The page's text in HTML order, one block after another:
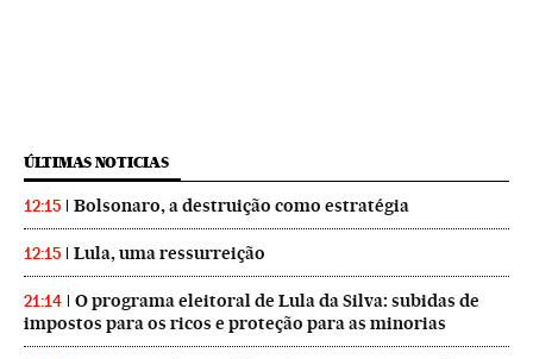
ÚLTIMAS NOTICIAS
12:15 Bolsonaro, a destruição como estratégia
12:15 Lula, uma ressurreição
21:14
O programa eleitoral de Lula da Silva: subidas de
impostos para os ricos e proteção para as minorias